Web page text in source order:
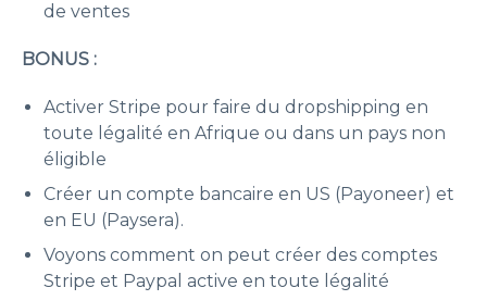
de ventes
BONUS :
Activer Stripe pour faire du dropshipping en
toute légalité en Afrique ou dans un pays non
éligible
Créer un compte bancaire en US (Payoneer) et
en EU (Paysera).
Voyons comment on peut créer des comptes
Stripe et Paypal active en toute légalité